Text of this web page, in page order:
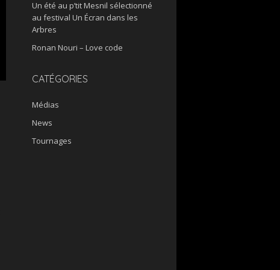
Un été au p’tit Mesnil sélectionné
au festival Un Écran dans les
Arbres
Ronan Nouri – Love code
CATÉGORIES
Médias
News
Tournages